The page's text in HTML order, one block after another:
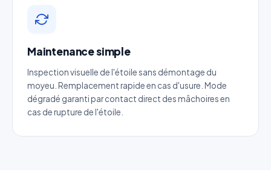
Maintenance simple
Inspection visuelle de l'étoile sans démontage du
moyeu. Remplacement rapide en cas d'usure. Mode
dégradé garanti par contact direct des mâchoires en
cas de rupture de l'étoile.
Nom complet
Entreprise
Email*
Téléphone*